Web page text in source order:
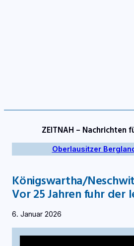
ZEITNAH – Nachrichten
Oberlausitzer
Königswartha/
Vor 25 Jahren fuhr der
6. Januar 2026